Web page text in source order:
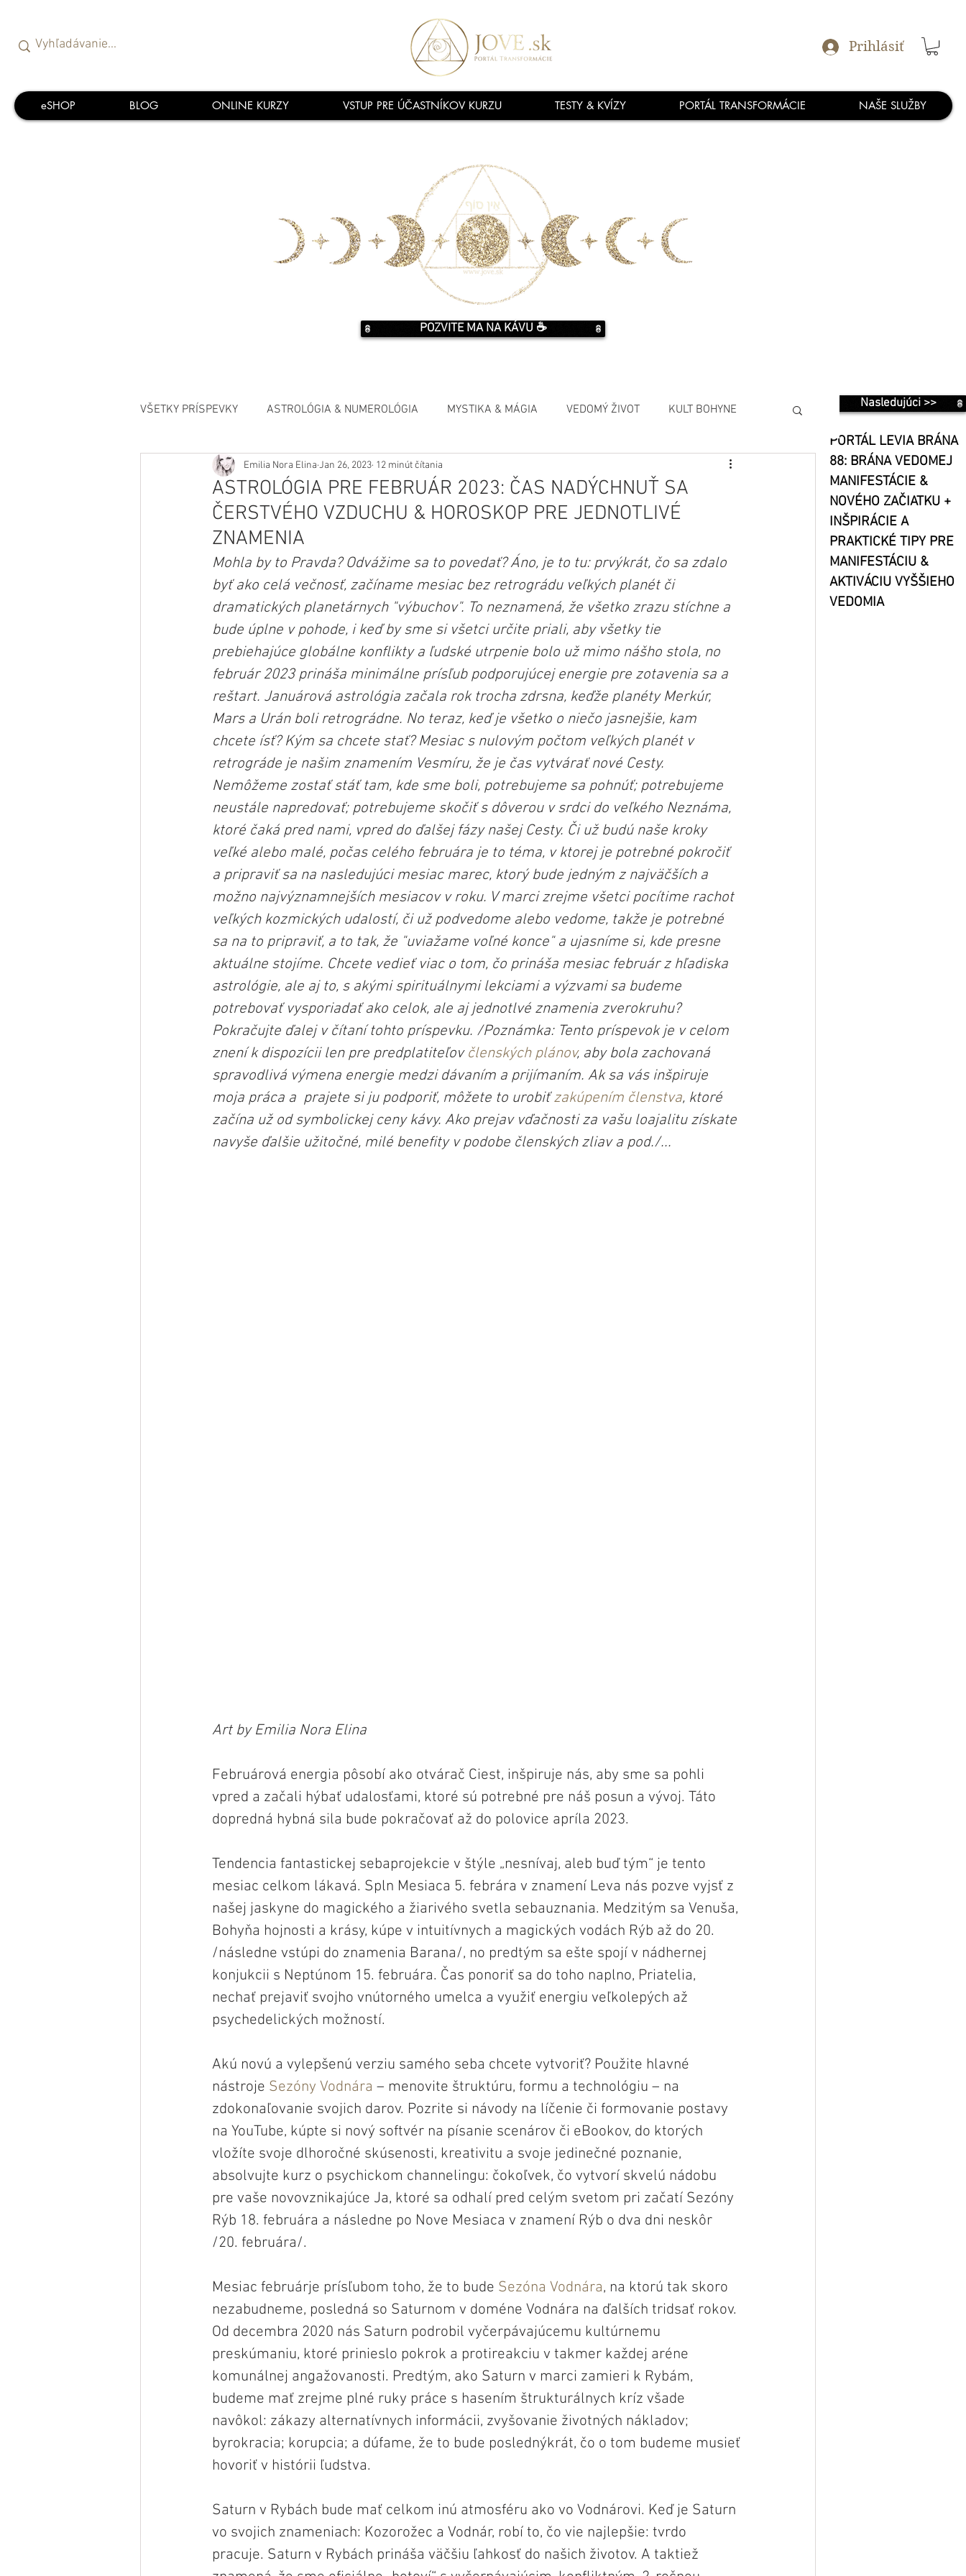
Prihlásiť
eSHOP BLOG ONLINE KURZY VSTUP PRE ÚČASTNÍKOV KURZU TESTY & KVÍZY PORTÁL TRANSFORMÁCIE NAŠE SLUŽBY
POZVITE MA NA KÁVU ☕️
Nasledujúci >>
PORTÁL LEVIA BRÁNA
88: BRÁNA VEDOMEJ
MANIFESTÁCIE &
NOVÉHO ZAČIATKU +
INŠPIRÁCIE A
PRAKTICKÉ TIPY PRE
MANIFESTÁCIU &
AKTIVÁCIU VYŠŠIEHO
VEDOMIA
VŠETKY PRÍSPEVKY ASTROLÓGIA & NUMEROLÓGIA MYSTIKA & MÁGIA VEDOMÝ ŽIVOT KULT BOHYNE
MANIFESTÁCIA
ASTROLÓGIA PRE FEBRUÁR 2023: ČAS NADÝCHNUŤ SA
ČERSTVÉHO VZDUCHU & HOROSKOP PRE JEDNOTLIVÉ
ZNAMENIA
Emilia Nora Elina Jan 26, 2023 12 minút čítania
Mohla by to Pravda? Odvážime sa to povedať? Áno, je to tu: prvýkrát, čo sa zdalo
byť ako celá večnosť, začíname mesiac bez retrográdu veľkých planét či
dramatických planetárnych "výbuchov". To neznamená, že všetko zrazu stíchne a
bude úplne v pohode, i keď by sme si všetci určite priali, aby všetky tie
prebiehajúce globálne konflikty a ľudské utrpenie bolo už mimo nášho stola, no
február 2023 prináša minimálne prísľub podporujúcej energie pre zotavenia sa a
reštart. Januárová astrológia začala rok trocha zdrsna, keďže planéty Merkúr,
Mars a Urán boli retrográdne. No teraz, keď je všetko o niečo jasnejšie, kam
chcete ísť? Kým sa chcete stať? Mesiac s nulovým počtom veľkých planét v
retrográde je našim znamením Vesmíru, že je čas vytvárať nové Cesty.
Nemôžeme zostať stáť tam, kde sme boli, potrebujeme sa pohnúť; potrebujeme
neustále napredovať; potrebujeme skočiť s dôverou v srdci do veľkého Neznáma,
ktoré čaká pred nami, vpred do ďalšej fázy našej Cesty. Či už budú naše kroky
veľké alebo malé, počas celého februára je to téma, v ktorej je potrebné pokročiť
a pripraviť sa na nasledujúci mesiac marec, ktorý bude jedným z najväčších a
možno najvýznamnejších mesiacov v roku. V marci zrejme všetci pocítime rachot
veľkých kozmických udalostí, či už podvedome alebo vedome, takže je potrebné
sa na to pripraviť, a to tak, že "uviažame voľné konce" a ujasníme si, kde presne
aktuálne stojíme. Chcete vedieť viac o tom, čo prináša mesiac február z hľadiska
astrológie, ale aj to, s akými spirituálnymi lekciami a výzvami sa budeme
potrebovať vysporiadať ako celok, ale aj jednotlvé znamenia zverokruhu?
Pokračujte ďalej v čítaní tohto príspevku. /Poznámka: Tento príspevok je v celom
znení k dispozícii len pre predplatiteľov členských plánov, aby bola zachovaná
spravodlivá výmena energie medzi dávaním a prijímaním. Ak sa vás inšpiruje
moja práca a  prajete si ju podporiť, môžete to urobiť zakúpením členstva, ktoré
začína už od symbolickej ceny kávy. Ako prejav vďačnosti za vašu loajalitu získate
navyše ďalšie užitočné, milé benefity v podobe členských zliav a pod./...
Art by Emilia Nora Elina
Februárová energia pôsobí ako otvárač Ciest, inšpiruje nás, aby sme sa pohli
vpred a začali hýbať udalosťami, ktoré sú potrebné pre náš posun a vývoj. Táto
dopredná hybná sila bude pokračovať až do polovice apríla 2023.
Tendencia fantastickej sebaprojekcie v štýle „nesnívaj, aleb buď tým“ je tento
mesiac celkom lákavá. Spln Mesiaca 5. febrára v znamení Leva nás pozve vyjsť z
našej jaskyne do magického a žiarivého svetla sebauznania. Medzitým sa Venuša,
Bohyňa hojnosti a krásy, kúpe v intuitívnych a magických vodách Rýb až do 20.
/následne vstúpi do znamenia Barana/, no predtým sa ešte spojí v nádhernej
konjukcii s Neptúnom 15. februára. Čas ponoriť sa do toho naplno, Priatelia,
nechať prejaviť svojho vnútorného umelca a využiť energiu veľkolepých až
psychedelických možností.
Akú novú a vylepšenú verziu samého seba chcete vytvoriť? Použite hlavné
nástroje Sezóny Vodnára – menovite štruktúru, formu a technológiu – na
zdokonaľovanie svojich darov. Pozrite si návody na líčenie či formovanie postavy
na YouTube, kúpte si nový softvér na písanie scenárov či eBookov, do ktorých
vložíte svoje dlhoročné skúsenosti, kreativitu a svoje jedinečné poznanie,
absolvujte kurz o psychickom channelingu: čokoľvek, čo vytvorí skvelú nádobu
pre vaše novovznikajúce Ja, ktoré sa odhalí pred celým svetom pri začatí Sezóny
Rýb 18. februára a následne po Nove Mesiaca v znamení Rýb o dva dni neskôr
/20. februára/.
Mesiac februárje prísľubom toho, že to bude Sezóna Vodnára, na ktorú tak skoro
nezabudneme, posledná so Saturnom v doméne Vodnára na ďalších tridsať rokov.
Od decembra 2020 nás Saturn podrobil vyčerpávajúcemu kultúrnemu
preskúmaniu, ktoré prinieslo pokrok a protireakciu v takmer každej aréne
komunálnej angažovanosti. Predtým, ako Saturn v marci zamieri k Rybám,
budeme mať zrejme plné ruky práce s hasením štrukturálnych kríz všade
navôkol: zákazy alternatívnych informácii, zvyšovanie životných nákladov;
byrokracia; korupcia; a dúfame, že to bude poslednýkrát, čo o tom budeme musieť
hovoriť v histórii ľudstva.
Saturn v Rybách bude mať celkom inú atmosféru ako vo Vodnárovi. Keď je Saturn
vo svojich znameniach: Kozorožec a Vodnár, robí to, čo vie najlepšie: tvrdo
pracuje. Saturn v Rybách prináša väčšiu ľahkosť do našich životov. A taktiež